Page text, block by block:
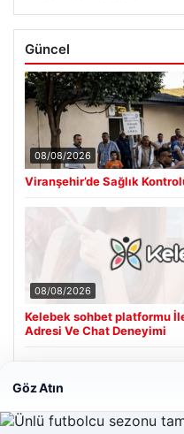
Güncel
08/08/2026
Viranşehir’de Sağlık
08/08/2026
Kelebek sohbet platformu
Adresi Ve Chat Deneyimi
Göz Atın